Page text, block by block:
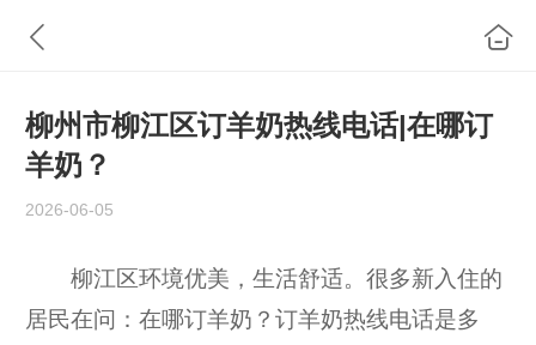
柳州市柳江区订羊奶热线电话|在哪订
羊奶？
2026-06-05
柳江区环境优美，生活舒适。很多新入住的
居民在问：在哪订羊奶？订羊奶热线电话是多